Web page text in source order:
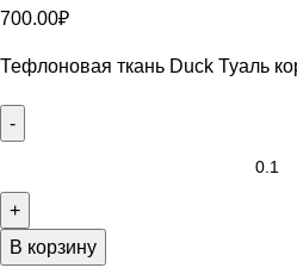
700.00₽
Тефлоновая ткань Duck Туаль
В корзину